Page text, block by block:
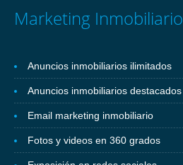
Marketing Inmobiliario
Anuncios inmobiliarios ilimitados
Anuncios inmobiliarios destacados
Email marketing inmobiliario
Fotos y videos en 360 grados